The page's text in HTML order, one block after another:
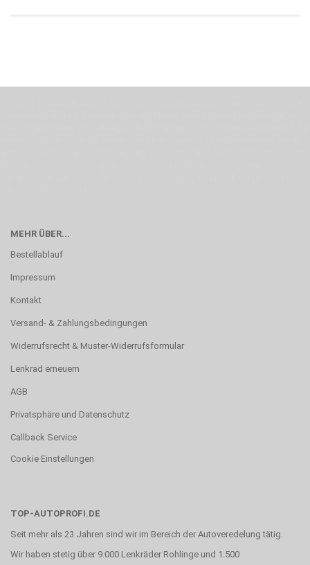
MEHR ÜBER...
Bestellablauf
Impressum
Kontakt
Versand- & Zahlungsbedingungen
Widerrufsrecht & Muster-Widerrufsformular
Lenkrad erneuern
AGB
Privatsphäre und Datenschutz
Callback Service
Cookie Einstellungen
TOP-AUTOPROFI.DE
Seit mehr als 23 Jahren sind wir im Bereich der Autoveredelung tätig.
Wir haben stetig über 9.000 Lenkräder Rohlinge und 1.500